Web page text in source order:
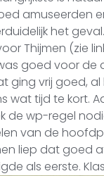
amuseerden
het
Thijmen (zie
goed voor de
ging vrij goed, al
wat tijd te kort.
de wp-regel
van de
liep dat goed
als eerste.